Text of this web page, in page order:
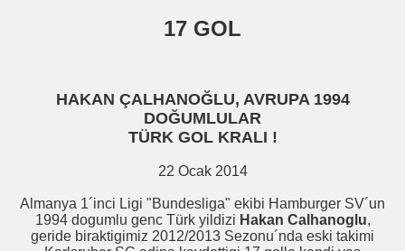
17 GOL
HAKAN ÇALHANOĞLU, AVRUPA 1994
DOĞUMLULAR
TÜRK GOL KRALI !
22 Ocak 2014
Almanya 1´inci Ligi "Bundesliga" ekibi Hamburger SV´un
1994 dogumlu genc Türk yildizi Hakan Calhanoglu,
geride biraktigimiz 2012/2013 Sezonu´nda eski takimi